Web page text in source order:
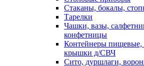
Стаканы, бокалы,
Тарелки
Чашки, вазы,
конфетницы
Контейнеры
крышки д/СВЧ
Сито, дуршлаги,